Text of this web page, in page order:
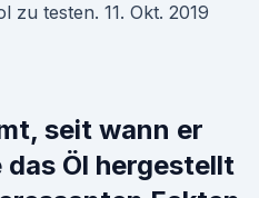
zu testen. 11. Okt. 2019
seit wann er
Öl hergestellt